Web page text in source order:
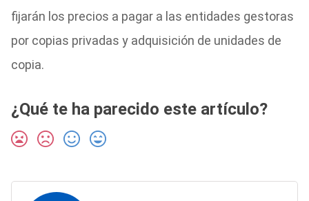
fijarán los precios a pagar a las entidades gestoras
por copias privadas y adquisición de unidades de
copia.
¿Qué te ha parecido este artículo?